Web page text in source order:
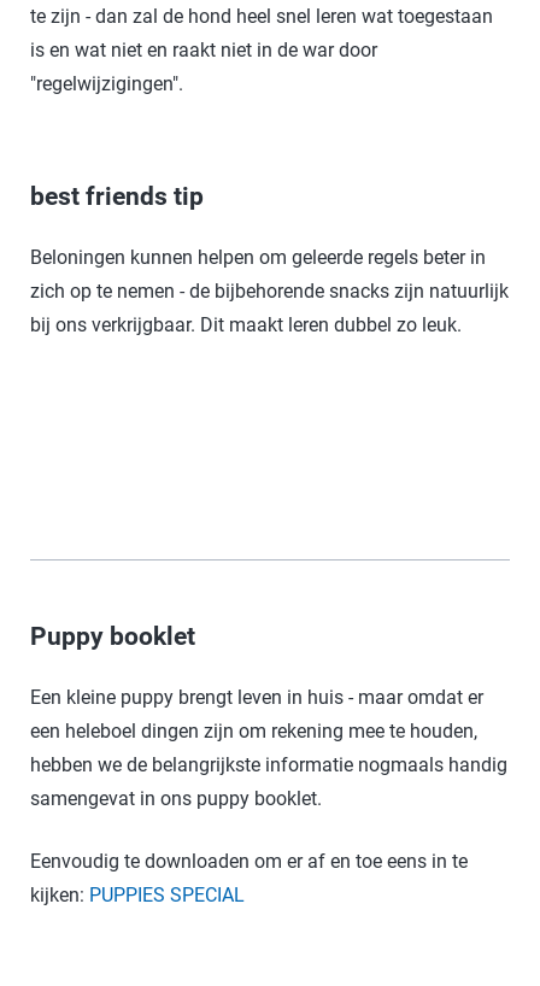
te zijn - dan zal de hond heel snel leren wat toegestaan
is en wat niet en raakt niet in de war door
"regelwijzigingen".
best friends tip
Beloningen kunnen helpen om geleerde regels beter in
zich op te nemen - de bijbehorende snacks zijn natuurlijk
bij ons verkrijgbaar. Dit maakt leren dubbel zo leuk.
Puppy booklet
Een kleine puppy brengt leven in huis - maar omdat er
een heleboel dingen zijn om rekening mee te houden,
hebben we de belangrijkste informatie nogmaals handig
samengevat in ons puppy booklet.
Eenvoudig te downloaden om er af en toe eens in te
kijken: PUPPIES SPECIAL